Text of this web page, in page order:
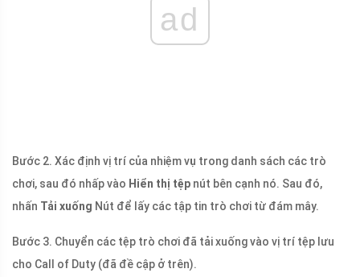
ad
Bước 2. Xác định vị trí của nhiệm vụ trong danh sách các trò
chơi, sau đó nhấp vào Hiển thị tệp nút bên cạnh nó. Sau đó,
nhấn Tải xuống Nút để lấy các tập tin trò chơi từ đám mây.
Bước 3. Chuyển các tệp trò chơi đã tải xuống vào vị trí tệp lưu
cho Call of Duty (đã đề cập ở trên).